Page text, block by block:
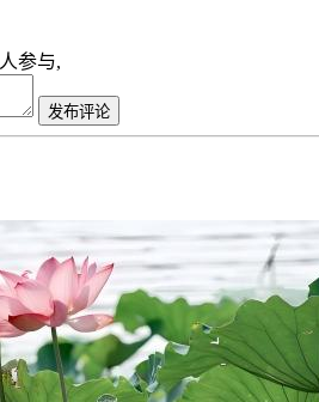
人参与,
发布评论